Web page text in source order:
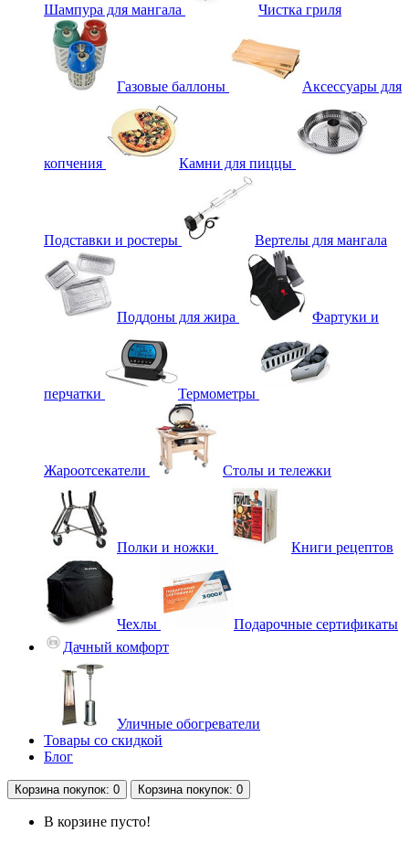
Шампура для мангала Чистка гриля
Газовые баллоны Аксессуары для
копчения Камни для пиццы
Подставки и ростеры Вертелы для мангала
Поддоны для жира Фартуки и
перчатки Термометры
Жароотсекатели Столы и тележки
Полки и ножки Книги рецептов
Чехлы
Подарочные сертификаты
Дачный комфорт
Уличные обогреватели
Товары со скидкой
Блог
Корзина покупок: 0 Корзина покупок: 0
В корзине пусто!